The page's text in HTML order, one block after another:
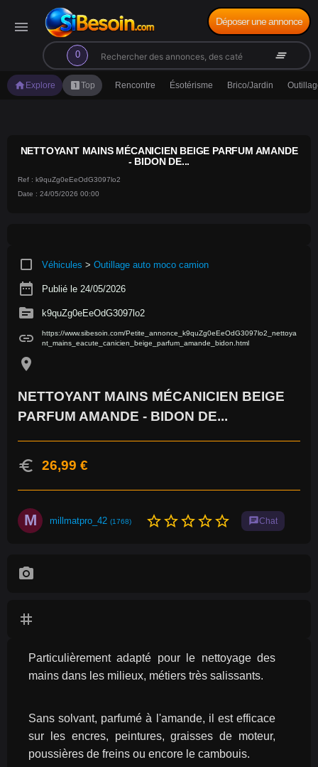
menu
0
search clear_all
Déposer une annonce
home Explore looks_oneTop Rencontre Ésotérisme Brico/Jardin
NETTOYANT MAINS MÉCANICIEN BEIGE PARFUM AMANDE
- BIDON DE...
Ref : k9quZg0eEeOdG3097lo2
Date : 24/05/2026 00:00
crop_square Véhicules > Outillage auto moco camion
date_range Publié le 24/05/2026
source k9quZg0eEeOdG3097lo2
link
https://www.sibesoin.com/Petite_annonce_k9quZg0eEeOdG3097lo2_nettoya
nt_mains_eacute_canicien_beige_parfum_amande_bidon.html
location_on
NETTOYANT MAINS MÉCANICIEN BEIGE
PARFUM AMANDE - BIDON DE...
euro 26,99 €
M millmatpro_42 (1768) star_borderstar_borderstar_borderstar_borderstar_border chatChat
photo_camera
tag
Particulièrement adapté pour le nettoyage des
mains dans les milieux, métiers très salissants.
Sans solvant, parfumé à l'amande, il est efficace
sur les encres, peintures, graisses de moteur,
poussières de freins ou encore le cambouis.